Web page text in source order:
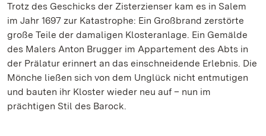
Trotz des Geschicks der Zisterzienser kam es in Salem
im Jahr 1697 zur Katastrophe: Ein Großbrand zerstörte
große Teile der damaligen Klosteranlage. Ein Gemälde
des Malers Anton Brugger im Appartement des Abts in
der Prälatur erinnert an das einschneidende Erlebnis. Die
Mönche ließen sich von dem Unglück nicht entmutigen
und bauten ihr Kloster wieder neu auf – nun im
prächtigen Stil des Barock.